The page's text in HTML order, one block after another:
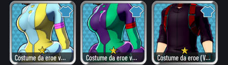
Costume da eroe versione β (Elegante) Costume da eroe versione β (Pericoloso) Costume da eroe (Villain)